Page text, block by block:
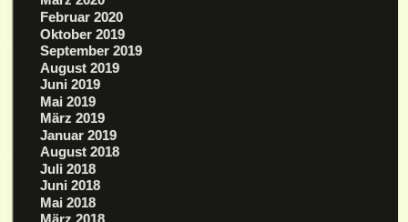
Februar 2020
Oktober 2019
September 2019
August 2019
Juni 2019
Mai 2019
März 2019
Januar 2019
August 2018
Juli 2018
Juni 2018
Mai 2018